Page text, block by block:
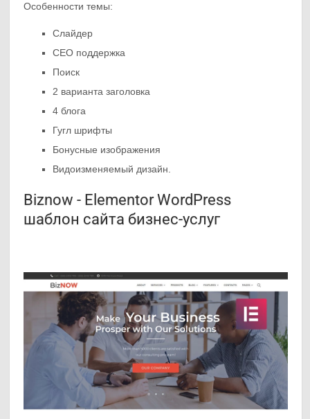
Особенности темы:
Слайдер
СЕО поддержка
Поиск
2 варианта заголовка
4 блога
Гугл шрифты
Бонусные изображения
Видоизменяемый дизайн.
Biznow - Elementor WordPress
шаблон сайта бизнес-услуг